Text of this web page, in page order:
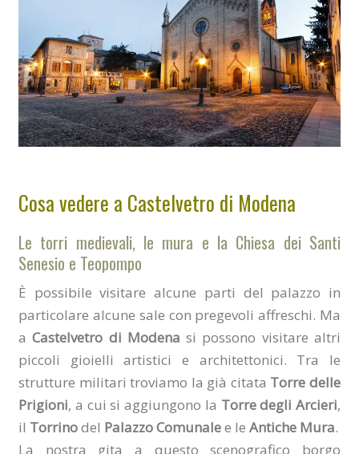
Cosa vedere a Castelvetro di Modena
Le torri medievali, le mura e la Chiesa dei Santi
Senesio e Teopompo
È possibile visitare alcune parti del palazzo in
particolare alcune sale con pregevoli affreschi. Ma
aCastelvetro di Modena si possono visitare altri
piccoli gioielli artistici e architettonici. Tra le
strutture militari troviamo la già citata Torre delle
Prigioni, a cui si aggiungono la Torre degli Arcieri,
il Torrinodel Palazzo Comunalee le Antiche Mura.
La nostra gita a questo scenografico borgo